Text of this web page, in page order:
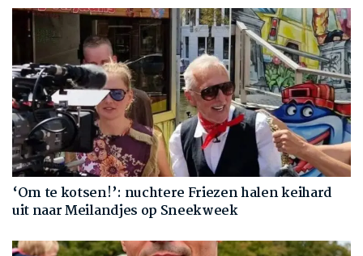
‘Om te kotsen!’: nuchtere Friezen halen keihard
uit naar Meilandjes op Sneekweek